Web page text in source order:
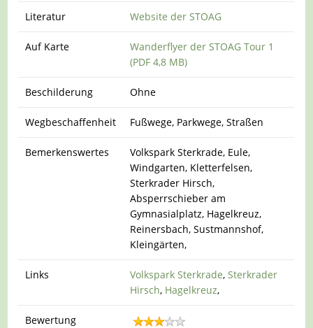
Literatur Website der STOAG
Auf Karte
Wanderflyer der STOAG Tour 1
(PDF 4,8 MB)
Beschilderung Ohne
Wegbeschaffenheit Fußwege, Parkwege, Straßen
Bemerkenswertes
Volkspark Sterkrade, Eule,
Windgarten, Kletterfelsen,
Sterkrader Hirsch,
Absperrschieber am
Gymnasialplatz, Hagelkreuz,
Reinersbach, Sustmannshof,
Kleingärten,
Links Volkspark Sterkrade,Sterkrader
Hirsch, Hagelkreuz,
Bewertung